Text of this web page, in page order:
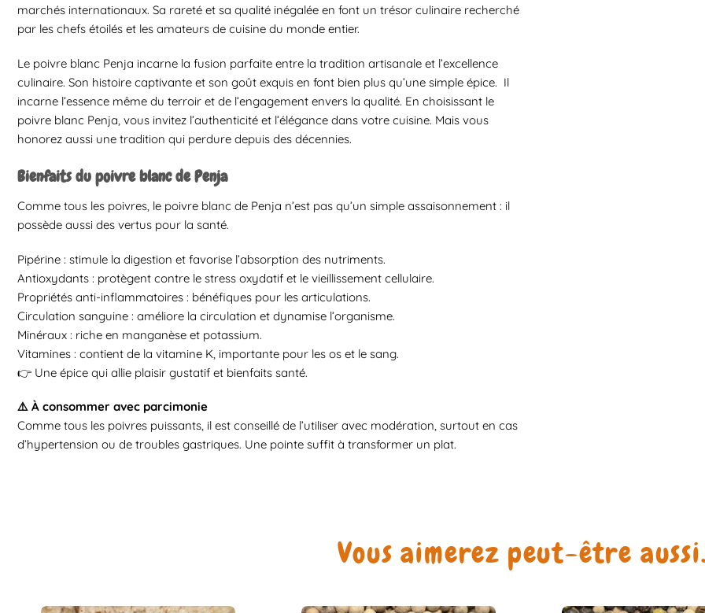
marchés internationaux. Sa rareté et sa qualité inégalée en font un trésor culinaire recherché
par les chefs étoilés et les amateurs de cuisine du monde entier.
Le poivre blanc Penja incarne la fusion parfaite entre la tradition artisanale et l’excellence
culinaire. Son histoire captivante et son goût exquis en font bien plus qu’une simple épice. Il
incarne l’essence même du terroir et de l’engagement envers la qualité. En choisissant le
poivre blanc Penja, vous invitez l’authenticité et l’élégance dans votre cuisine. Mais vous
honorez aussi une tradition qui perdure depuis des décennies.
Bienfaits du poivre blanc de Penja
Comme tous les poivres, le poivre blanc de Penja n’est pas qu’un simple assaisonnement : il
possède aussi des vertus pour la santé.
Pipérine : stimule la digestion et favorise l’absorption des nutriments.
Antioxydants : protègent contre le stress oxydatif et le vieillissement cellulaire.
Propriétés anti-inflammatoires : bénéfiques pour les articulations.
Circulation sanguine : améliore la circulation et dynamise l’organisme.
Minéraux : riche en manganèse et potassium.
Vitamines : contient de la vitamine K, importante pour les os et le sang.
👉 Une épice qui allie plaisir gustatif et bienfaits santé.
⚠️ À consommer avec parcimonie
Comme tous les poivres puissants, il est conseillé de l’utiliser avec modération, surtout en cas
d’hypertension ou de troubles gastriques. Une pointe suffit à transformer un plat.
Vous aimerez peut-être